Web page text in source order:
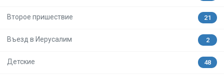
Второе пришествие 21
Въезд в Иерусалим 2
Детские 48